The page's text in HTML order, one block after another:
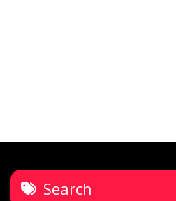
Search